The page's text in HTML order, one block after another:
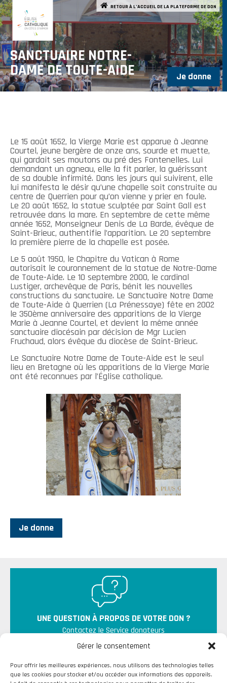
Gérer le consentement
Pour offrir les meilleures expériences, nous utilisons des technologies telles
que les cookies pour stocker et/ou accéder aux informations des appareils.
RETOUR À L’ACCUEIL DE LA PLATEFORME DE DON
SANCTUAIRE NOTRE-
DAME DE TOUTE-AIDE Je donne
Le 15 août 1652, la Vierge Marie est apparue à Jeanne
Courtel, jeune bergère de onze ans, sourde et muette,
qui gardait ses moutons au pré des Fontenelles. Lui
demandant un agneau, elle la fit parler, la guérissant
de sa double infirmité. Dans les jours qui suivirent, elle
lui manifesta le désir qu’une chapelle soit construite au
centre de Querrien pour qu’on vienne y prier en foule.
Le 20 août 1652, la statue sculptée par Saint Gall est
retrouvée dans la mare. En septembre de cette même
année 1652, Monseigneur Denis de La Barde, évêque de
Saint-Brieuc, authentifie l’apparition. Le 20 septembre
la première pierre de la chapelle est posée.
Le 5 août 1950, le Chapitre du Vatican à Rome
autorisait le couronnement de la statue de Notre-Dame
de Toute-Aide. Le 10 septembre 2000, le cardinal
Lustiger, archevêque de Paris, bénit les nouvelles
constructions du sanctuaire. Le Sanctuaire Notre Dame
de Toute-Aide à Querrien (La Prénessaye) fête en 2002
le 350ème anniversaire des apparitions de la Vierge
Marie à Jeanne Courtel, et devient la même année
sanctuaire diocésain par décision de Mgr Lucien
Fruchaud, alors évêque du diocèse de Saint-Brieuc.
Le Sanctuaire Notre Dame de Toute-Aide est le seul
lieu en Bretagne où les apparitions de la Vierge Marie
ont été reconnues par l’Église catholique.
Je donne
UNE QUESTION À PROPOS DE VOTRE DON ?
Contactez le Service donateurs